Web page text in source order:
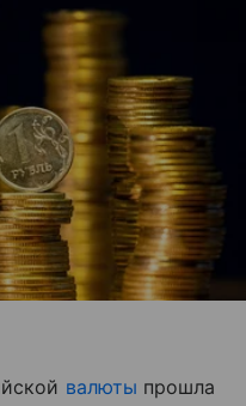
валюты прошла